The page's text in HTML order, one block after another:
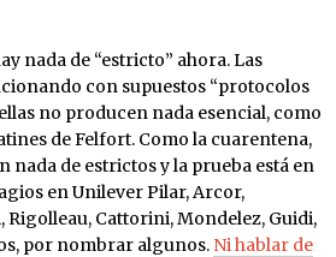
nada de “estricto” ahora. Las
con supuestos “protocolos
no producen nada esencial, como
de Felfort. Como la cuarentena,
nada de estrictos y la prueba está en
en Unilever Pilar, Arcor,
Rigolleau, Cattorini, Mondelez, Guidi,
por nombrar algunos. Ni hablar de